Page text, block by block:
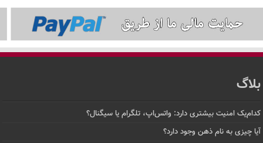
بلاگ
کدام‌یک امنیت بیشتری دارد: واتس‌اپ، تلگرام یا سیگنال؟
آیا چیزی به نام ذهن وجود دارد؟